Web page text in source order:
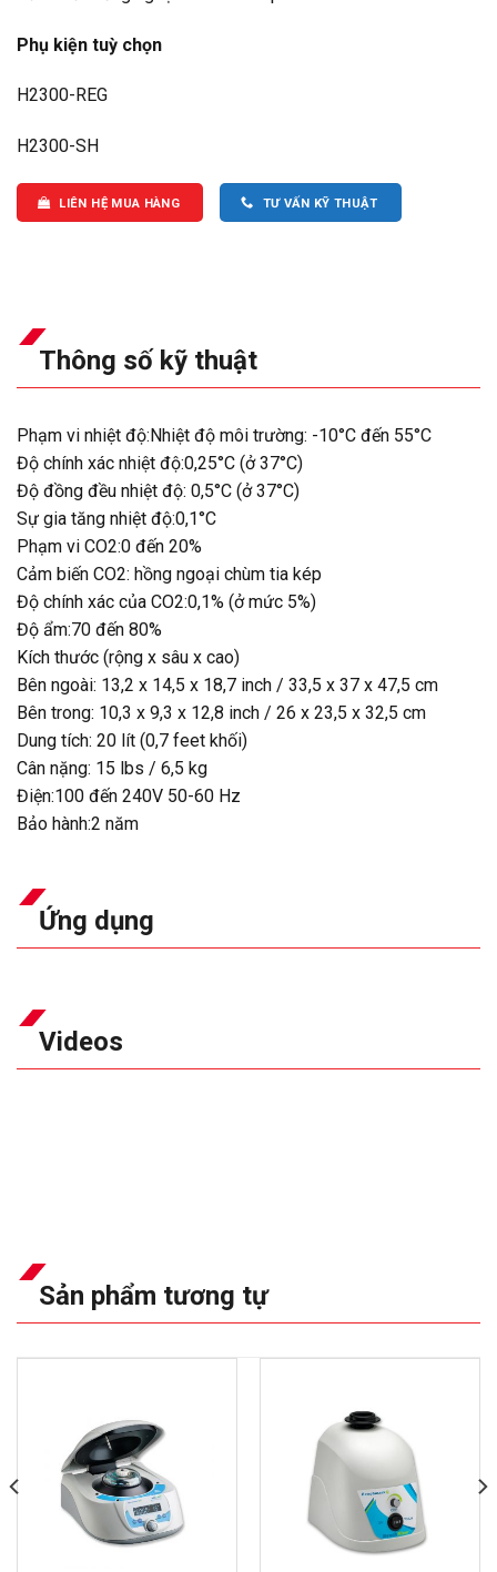
Phụ kiện tuỳ chọn
H2300-REG
H2300-SH
LIÊN HỆ MUA HÀNG TƯ VẤN KỸ THUẬT
Thông số kỹ thuật
Phạm vi nhiệt độ:Nhiệt độ môi trường: -10°C đến 55°C
Độ chính xác nhiệt độ:0,25°C (ở 37°C)
Độ đồng đều nhiệt độ: 0,5°C (ở 37°C)
Sự gia tăng nhiệt độ:0,1°C
Phạm vi CO2:0 đến 20%
Cảm biến CO2: hồng ngoại chùm tia kép
Độ chính xác của CO2:0,1% (ở mức 5%)
Độ ẩm:70 đến 80%
Kích thước (rộng x sâu x cao)
Bên ngoài: 13,2 x 14,5 x 18,7 inch / 33,5 x 37 x 47,5 cm
Bên trong: 10,3 x 9,3 x 12,8 inch / 26 x 23,5 x 32,5 cm
Dung tích: 20 lít (0,7 feet khối)
Cân nặng: 15 lbs / 6,5 kg
Điện:100 đến 240V 50-60 Hz
Bảo hành:2 năm
Ứng dụng
Videos
Sản phẩm tương tự